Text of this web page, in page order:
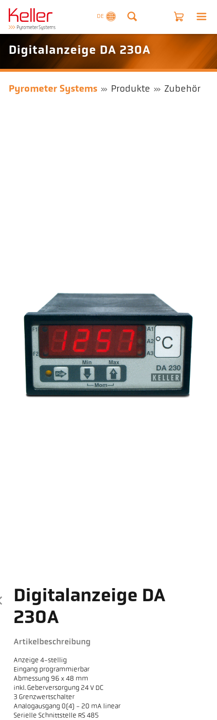
DE
Digitalanzeige DA 230A
Pyrometer Systems Produkte Zubehör
Digitalanzeige DA
230A
Artikelbeschreibung
Anzeige 4-stellig
Eingang programmierbar
Abmessung 96 x 48 mm
inkl. Geberversorgung 24 V DC
3 Grenzwertschalter
Analogausgang 0(4) - 20 mA linear
Serielle Schnittstelle RS 485